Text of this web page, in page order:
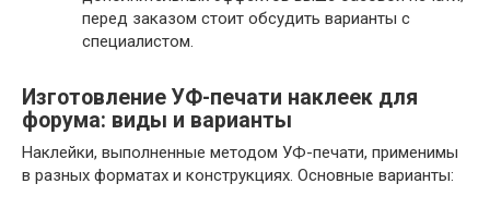
перед заказом стоит обсудить варианты с
специалистом.
Изготовление УФ-печати наклеек для
форума: виды и варианты
Наклейки, выполненные методом УФ-печати, применимы
в разных форматах и конструкциях. Основные варианты: